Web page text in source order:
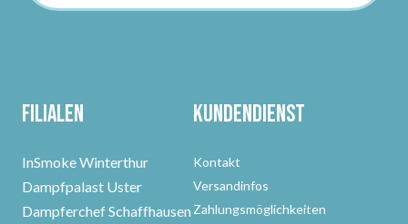
Filialen
InSmoke Winterthur
Dampfpalast Uster
Dampferchef Schaffhausen
Kundendienst
Kontakt
Versandinfos
Zahlungsmöglichkeiten